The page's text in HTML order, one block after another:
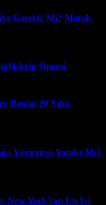
Gerekir Mi? Merak
Önemi
Benim 20 Yılın
Yürüyüşü Yapılır Mı?
New York’tan En İyi